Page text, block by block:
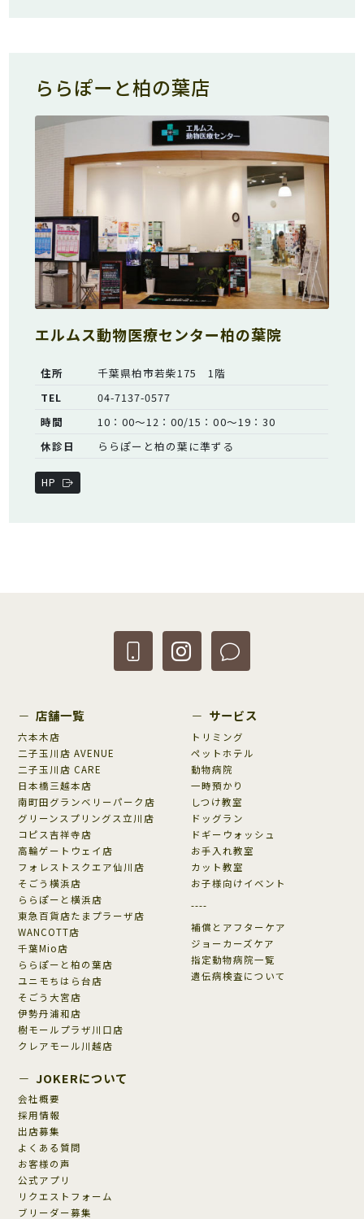
ららぽーと柏の葉店
エルムス動物医療センター柏の葉院
住所
千葉県柏市若柴175 1階
TEL
04-7137-0577
時間
10：00～12：00/15：00～19：30
休診日
ららぽーと柏の葉に準ずる
HP
店舗一覧
六本木店
二子玉川店 AVENUE
二子玉川店 CARE
日本橋三越本店
南町田グランベリーパーク店
グリーンスプリングス立川店
コピス吉祥寺店
高輪ゲートウェイ店
フォレストスクエア仙川店
そごう横浜店
ららぽーと横浜店
東急百貨店たまプラーザ店
WANCOTT店
千葉Mio店
ららぽーと柏の葉店
ユニモちはら台店
そごう大宮店
伊勢丹浦和店
樹モールプラザ川口店
クレアモール川越店
サービス
トリミング
ペットホテル
動物病院
一時預かり
しつけ教室
ドッグラン
ドギーウォッシュ
お手入れ教室
カット教室
お子様向けイベント
----
補償とアフターケア
ジョーカーズケア
指定動物病院一覧
遺伝病検査について
JOKERについて
会社概要
採用情報
出店募集
よくある質問
お客様の声
公式アプリ
リクエストフォーム
ブリーダー募集